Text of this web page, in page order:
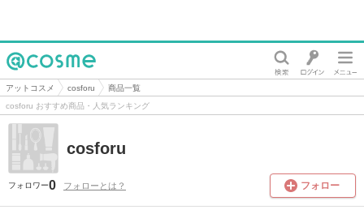
@cosme
アットコスメ cosforu
商品一覧
cosforu おすすめ商品・人気ランキング
cosforu
フォロワー0 フォローとは？ フォロー